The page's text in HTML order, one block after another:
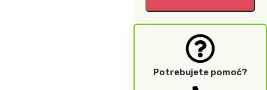
Potrebujete pomoč?